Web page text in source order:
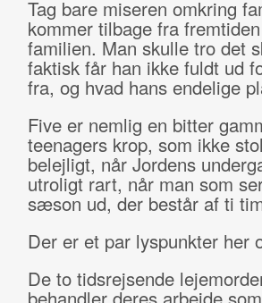
Tag bare miseren omkring
kommer tilbage fra
familien. Man skulle tro det
faktisk får han ikke fuldt ud
fra, og hvad hans endelige
Five er nemlig en bitter
teenagers krop, som ikke
belejligt, når Jordens
utroligt rart, når man som
sæson ud, der består af ti
Der er et par lyspunkter her
De to tidsrejsende